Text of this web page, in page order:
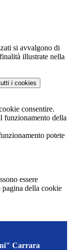
si avvalgono di
illustrate nella
i cookies
consentire.
funzionamento della
potete
essere
della cookie
Carrara